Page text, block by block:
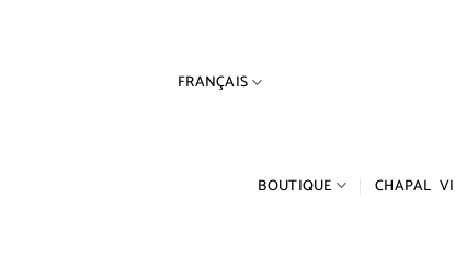
FRANÇAIS
BOUTIQUE CHAPAL